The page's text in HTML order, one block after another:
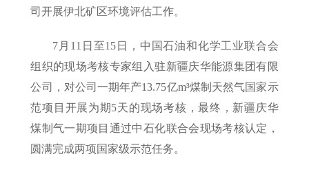
司开展伊北矿区环境评估工作。
7月11日至15日，中国石油和化学工业联合会
组织的现场考核专家组入驻新疆庆华能源集团有限
公司，对公司一期年产13.75亿m³煤制天然气国家示
范项目开展为期5天的现场考核，最终，新疆庆华
煤制气一期项目通过中石化联合会现场考核认定，
圆满完成两项国家级示范任务。